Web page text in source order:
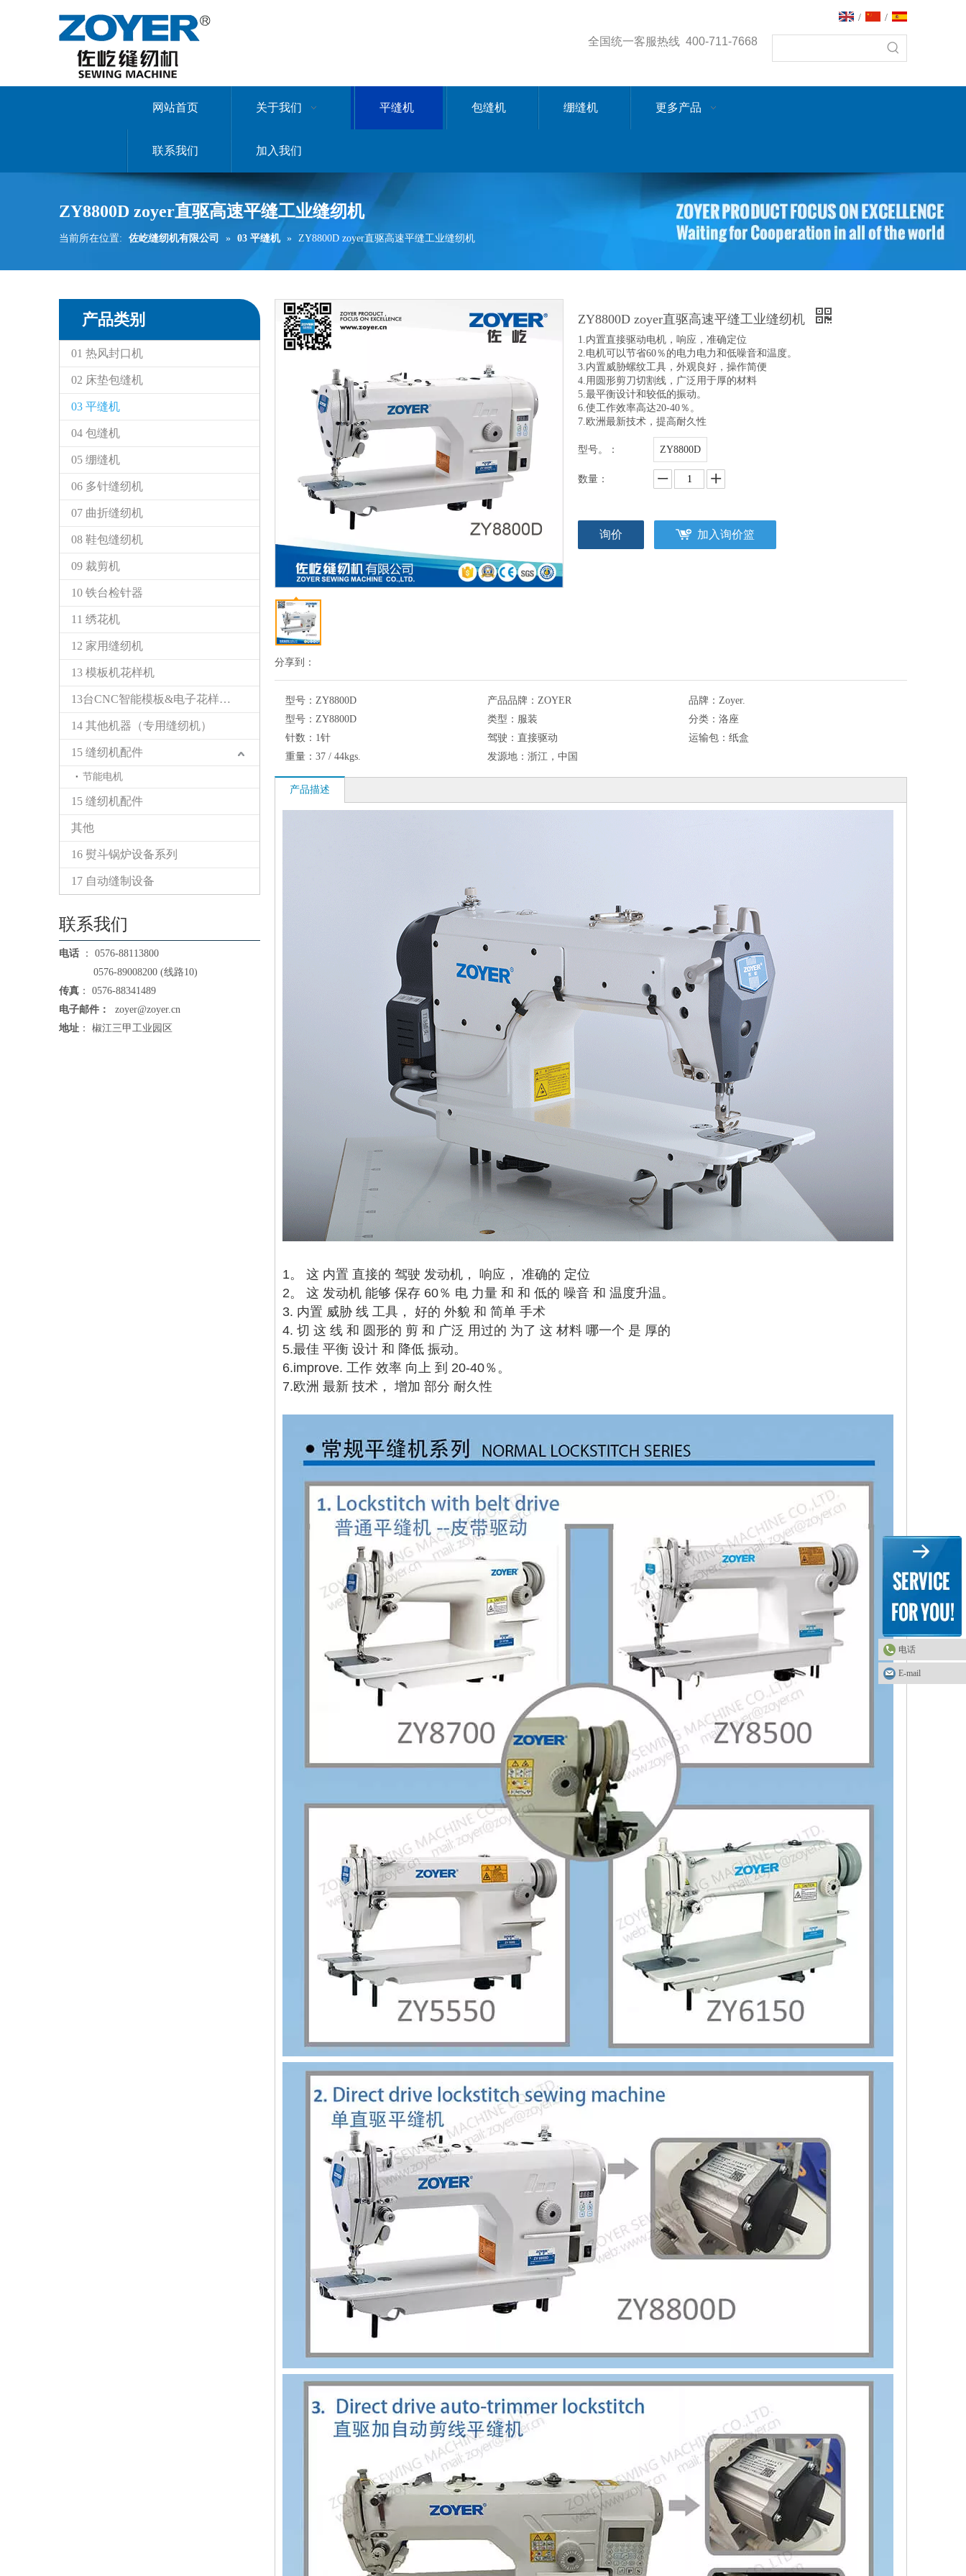
/ /
全国统一客服热线 400-711-7668
网站首页 关于我们 平缝机 包缝机 绷缝机 更多产品
联系我们 加入我们
ZY8800D zoyer直驱高速平缝工业缝纫机
当前所在位置: 佐屹缝纫机有限公司 » 03 平缝机 » ZY8800D zoyer直驱高速平缝工业缝纫机
产品类别
01 热风封口机
02 床垫包缝机
03 平缝机
04 包缝机
05 绷缝机
06 多针缝纫机
07 曲折缝纫机
08 鞋包缝纫机
09 裁剪机
10 铁台检针器
11 绣花机
12 家用缝纫机
13 模板机花样机
13台CNC智能模板&电子花样缝纫机
14 其他机器（专用缝纫机）
15 缝纫机配件
节能电机
15 缝纫机配件
其他
16 熨斗锅炉设备系列
17 自动缝制设备
联系我们
电话 ： 0576-88113800
0576-89008200 (线路10)
传真 ： 0576-88341489
电子邮件：
zoyer@zoyer.cn
地址 ： 椒江三甲工业园区
分享到：
ZY8800D zoyer直驱高速平缝工业缝纫机
1.内置直接驱动电机，响应，准确定位
2.电机可以节省60％的电力电力和低噪音和温度。
3.内置威胁螺纹工具，外观良好，操作简便
4.用圆形剪刀切割线，广泛用于厚的材料
5.最平衡设计和较低的振动。
6.使工作效率高达20-40％。
7.欧洲最新技术，提高耐久性
型号。： ZY8800D
数量：
询价 加入询价篮
型号： ZY8800D 产品品牌： ZOYER 品牌： Zoyer.
型号： ZY8800D 类型： 服装 分类： 洛座
针数： 1针 驾驶： 直接驱动 运输包： 纸盒
重量： 37 / 44kgs. 发源地： 浙江，中国
产品描述
1。 这 内置 直接的 驾驶 发动机， 响应， 准确的 定位
2。 这 发动机 能够 保存 60％ 电 力量 和 和 低的 噪音 和 温度升温。
3. 内置 威胁 线 工具， 好的 外貌 和 简单 手术
4. 切 这 线 和 圆形的 剪 和 广泛 用过的 为了 这 材料 哪一个 是 厚的
5.最佳 平衡 设计 和 降低 振动。
6.improve. 工作 效率 向上 到 20-40％。
7.欧洲 最新 技术， 增加 部分 耐久性
电话
E-mail